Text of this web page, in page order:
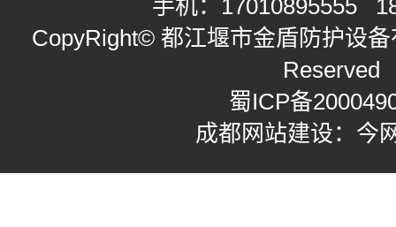
手机： 17010895555
CopyRight© 都江堰市金盾防护设
Reserved
蜀ICP备
成都网站建设：今